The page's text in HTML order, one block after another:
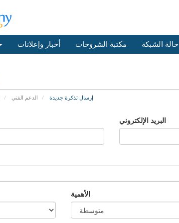
أخبار وإعلانات مكتبة الشروحات حالة الشبكة
الدعم الفني إرسال تذكرة جديدة
البريد الإلكتروني
الأهمية